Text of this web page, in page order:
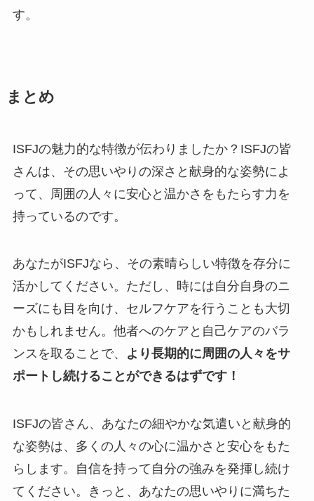
す。
まとめ
ISFJの魅力的な特徴が伝わりましたか？ISFJの皆
さんは、その思いやりの深さと献身的な姿勢によ
って、周囲の人々に安心と温かさをもたらす力を
持っているのです。
あなたがISFJなら、その素晴らしい特徴を存分に
活かしてください。ただし、時には自分自身のニ
ーズにも目を向け、セルフケアを行うことも大切
かもしれません。他者へのケアと自己ケアのバラ
ンスを取ることで、
より長期的に周囲の人々をサ
ポートし続けることができるはずです！
ISFJの皆さん、あなたの細やかな気遣いと献身的
な姿勢は、多くの人々の心に温かさと安心をもた
らします。自信を持って自分の強みを発揮し続け
てください。きっと、あなたの思いやりに満ちた